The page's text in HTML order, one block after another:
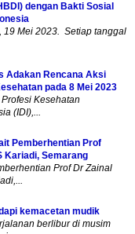
dengan Bakti Sosial
19 Mei 2023. Setiap tanggal
Adakan Rencana Aksi
pada 8 Mei 2023
Kesehatan
(IDI),...
Pemberhentian Prof
Kariadi, Semarang
Prof Dr Zainal
kemacetan mudik
berlibur di musim